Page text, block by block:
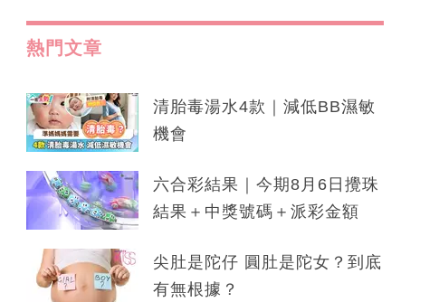
熱門文章
清胎毒湯水4款｜減低BB濕敏
機會
六合彩結果｜今期8月6日攪珠
結果＋中獎號碼＋派彩金額
尖肚是陀仔 圓肚是陀女？到底
有無根據？